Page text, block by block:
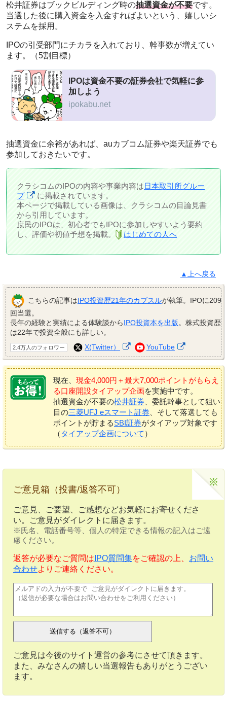
松井証券はブックビルディング時の抽選資金が不要です。
当選した後に購入資金を入金すればよいという、嬉しいシ
ステムを採用。
IPOの引受部門にチカラを入れており、幹事数が増えてい
ます。（5割目標）
IPOは資金不要の証券会社で気軽に参
加しよう
ipokabu.net
抽選資金に余裕があれば、auカブコム証券や楽天証券でも
参加しておきたいです。
クラシコムのIPOの内容や事業内容は 日本取引所グルー
プ
に掲載されています。
本ページで掲載している画像は、クラシコムの目論見書
から引用しています。
庶民のIPOは、初心者でもIPOに参加しやすいよう要約
し、評価や初値予想を掲載。
はじめての人へ
▲上へ戻る
こちらの記事はIPO投資歴21年のカブスルが執筆。IPOに209
回当選。
長年の経験と実績による体験談からIPO投資本を出版。株式投資歴
は22年で投資全般にも詳しい。
2.4万人のフォロワー X(Twitter） YouTube
現在、 現金4,000円＋最大7,000ポイントがもらえ
る口座開設タイアップ企画を実施中です。
抽選資金が不要の松井証券 、委託幹事として狙い
目の三菱UFJ eスマート証券 、そして落選しても
ポイントが貯まるSBI証券がタイアップ対象です
（ タイアップ企画について ）
ご意見箱（投書/返答不可）
ご意見、ご要望、ご感想などお気軽にお寄せくださ
い。ご意見がダイレクトに届きます。
※氏名、電話番号等、個人の特定できる情報の記入はご遠
慮ください。
返答が必要なご質問は IPO質問集をご確認の上、 お問い
合わせよりご連絡ください。
ご意見は今後のサイト運営の参考にさせて頂きます。
また、みなさんの嬉しい当選報告もありがとうござい
ます。